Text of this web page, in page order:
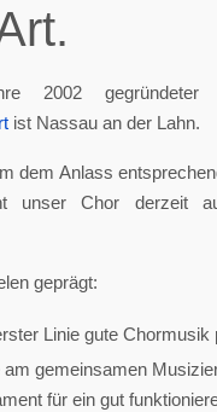
2002 gegründeter
ist Nassau an der Lahn.
dem Anlass
unser Chor
geprägt:
Linie gute
gemeinsamen
für ein gut